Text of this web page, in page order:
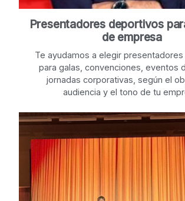
Presentadores deportivos
de empresa
Te ayudamos a elegir
para galas, convenciones, eventos
jornadas corporativas, según el
audiencia y el tono de tu